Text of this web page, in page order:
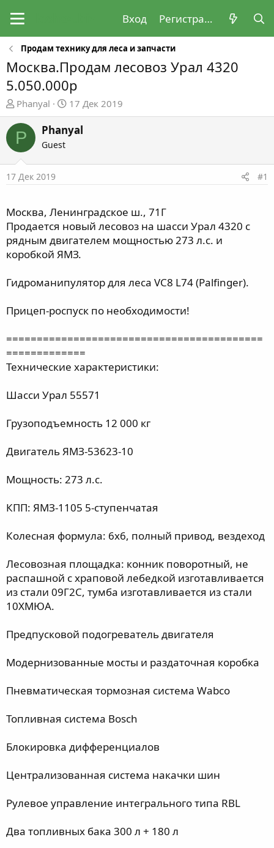
Вход Регистрация
Продам технику для леса и запчасти
Москва.Продам лесовоз Урал 4320
5.050.000р
А
в
т
о
р
е
Phanyal
Д
а
т
а
а
17 Дек 2019
P Phanyal
Guest
17 Дек 2019 #1
Москва, Ленинградское ш., 71Г
Продается новый лесовоз на шасси Урал 4320 с
рядным двигателем мощностью 273 л.с. и
коробкой ЯМЗ.
Гидроманипулятор для леса VC8 L74 (Palfinger).
Прицеп-роспуск по необходимости!
==========================================
=============
Технические характеристики:
Шасси Урал 55571
Грузоподъемность 12 000 кг
Двигатель ЯМЗ-53623-10
Мощность: 273 л.с.
КПП: ЯМЗ-1105 5-ступенчатая
Колесная формула: 6х6, полный привод, вездеход
Лесовозная площадка: конник поворотный, не
распашной с храповой лебедкой изготавливается
из стали 09Г2С, тумба изготавливается из стали
10ХМЮА.
Предпусковой подогреватель двигателя
Модернизованные мосты и раздаточная коробка
Пневматическая тормозная система Wabco
Топливная система Bosch
Блокировка дифференциалов
Централизованная система накачки шин
Рулевое управление интегрального типа RBL
Два топливных бака 300 л + 180 л